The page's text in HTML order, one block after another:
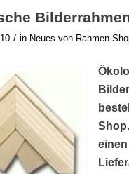
/ in Neues von Rahmen-